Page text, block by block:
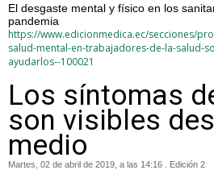
El desgaste mental y físico en los
pandemia
https://www.edicionmedica.ec/secciones/
salud-mental-en-trabajadores-de-la-salud-
ayudarlos--100021
Los síntomas
son visibles
medio
Martes, 02 de abril de 2019, a las 14:16 . Edición 2